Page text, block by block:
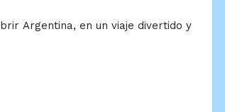
Argentina, en un viaje divertido y